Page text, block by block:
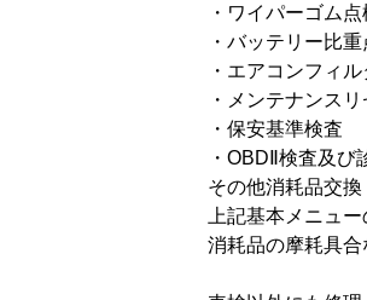
・ワイパーゴム点
・バッテリー比重
・エアコンフィ
・メンテナンスリ
・保安基準検査
・OBDⅡ検査及び
その他消耗品交換
上記基本メニュ
消耗品の摩耗具合